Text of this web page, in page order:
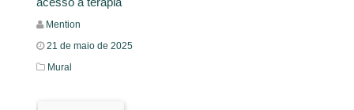
Mention
21 de maio de 2025
Mural